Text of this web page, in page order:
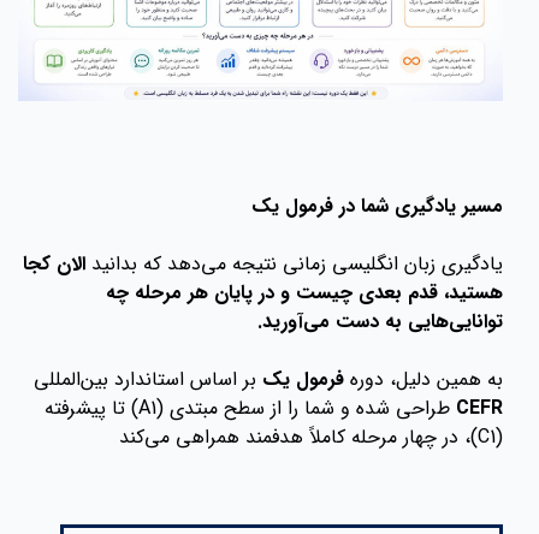
مسیر یادگیری شما در فرمول یک
یادگیری زبان انگلیسی زمانی نتیجه می‌دهد که بدانید الان کجا
هستید، قدم بعدی چیست و در پایان هر مرحله چه
توانایی‌هایی به دست می‌آورید.
به همین دلیل، دوره فرمول یک بر اساس استاندارد بین‌المللی
CEFR
طراحی شده و شما را از سطح مبتدی (A1) تا پیشرفته
(C1)، در چهار مرحله کاملاً هدفمند همراهی می‌کند